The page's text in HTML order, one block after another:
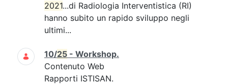
2021...di Radiologia Interventistica (RI)
hanno subito un rapido sviluppo negli
ultimi...
10/25 - Workshop.
Contenuto Web
Rapporti ISTISAN.